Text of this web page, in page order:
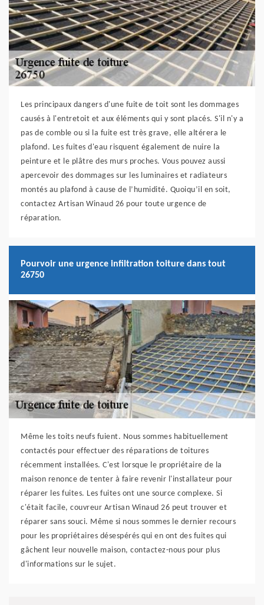
Les principaux dangers d'une fuite de toit sont les dommages
causés à l'entretoit et aux éléments qui y sont placés. S'il n'y a
pas de comble ou si la fuite est très grave, elle altérera le
plafond. Les fuites d'eau risquent également de nuire la
peinture et le plâtre des murs proches. Vous pouvez aussi
apercevoir des dommages sur les luminaires et radiateurs
montés au plafond à cause de l’humidité. Quoiqu’il en soit,
contactez Artisan Winaud 26 pour toute urgence de
réparation.
Pourvoir une urgence infiltration toiture dans tout
26750
Même les toits neufs fuient. Nous sommes habituellement
contactés pour effectuer des réparations de toitures
récemment installées. C'est lorsque le propriétaire de la
maison renonce de tenter à faire revenir l'installateur pour
réparer les fuites. Les fuites ont une source complexe. Si
c'était facile, couvreur Artisan Winaud 26 peut trouver et
réparer sans souci. Même si nous sommes le dernier recours
pour les propriétaires désespérés qui en ont des fuites qui
gâchent leur nouvelle maison, contactez-nous pour plus
d'informations sur le sujet.